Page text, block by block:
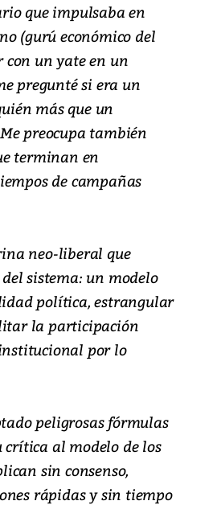
que impulsaba en
(gurú económico del
con un yate en un
pregunté si era un
más que un
preocupa también
terminan en
de campañas
neo-liberal que
sistema: un modelo
política, estrangular
la participación
por lo
peligrosas fórmulas
crítica al modelo de los
sin consenso,
rápidas y sin tiempo